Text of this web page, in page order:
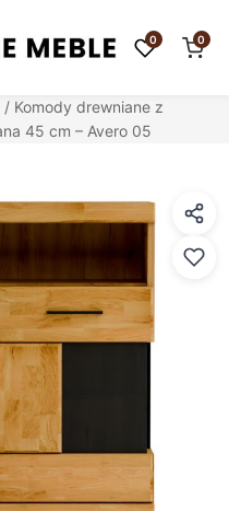
0 0
/ Komody drewniane z
45 cm – Avero 05